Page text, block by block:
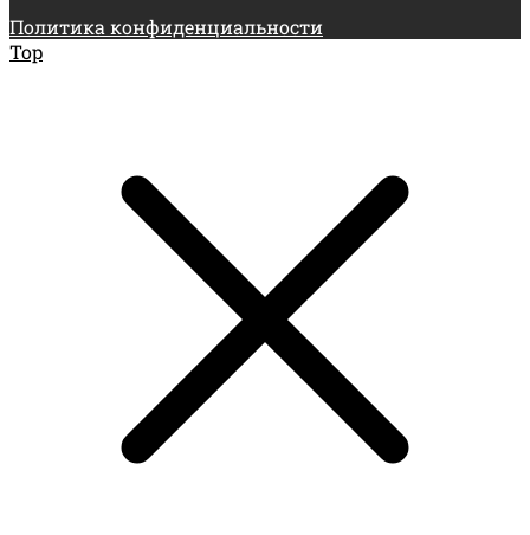
Политика конфиденциальности
Top